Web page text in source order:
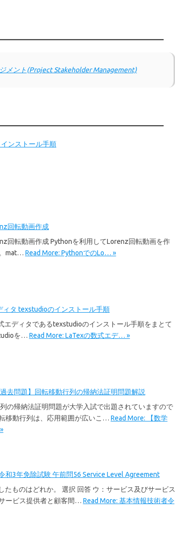
メント(Project Stakeholder Management)
ンストール手順
回転動画作成
回転動画作成 Pythonを利用してLorenz回転動画を作
mat… Read More: PythonでのLo… »
ィタ texstudioのインストール手順
エディタであるtexstudioのインストール手順をまとて
を… Read More: LaTexの数式エデ… »
過去問題】回転移動行列の帰納法証明問題解説
の帰納法証明問題が大学入試で出題されていますので
移動行列は、応用範囲が広いこ… Read More: 【数学
和3年免除試験 午前問56 Service Level Agreement
たものはどれか。 選択 回答 ウ：サービス及びサービス
ービス提供者と顧客間… Read More: 基本情報技術者令